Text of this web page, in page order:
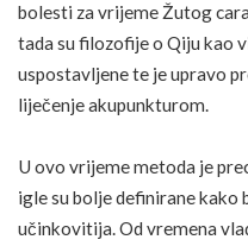
bolesti za vrijeme Žutog
tada su filozofije o Qiju kao
uspostavljene te je upravo
liječenje akupunkturom.
U ovo vrijeme metoda je
igle su bolje definirane kako
učinkovitija. Od vremena